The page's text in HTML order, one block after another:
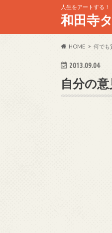
人生をアートする！
和田寺
HOME 何でも
2013.09.04
自分の